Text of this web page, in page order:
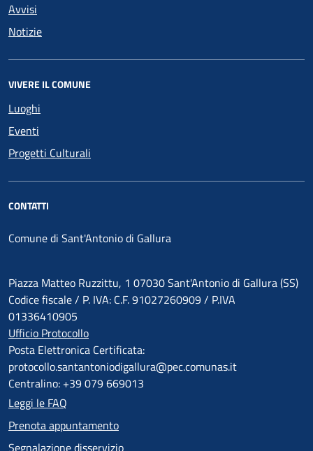
Avvisi
Notizie
VIVERE IL COMUNE
Luoghi
Eventi
Progetti Culturali
CONTATTI
Comune di Sant'Antonio di Gallura
Piazza Matteo Ruzzittu, 1 07030 Sant'Antonio di Gallura (SS)
Codice fiscale / P. IVA: C.F. 91027260909 / P.IVA
01336410905
Ufficio Protocollo
Posta Elettronica Certificata:
protocollo.santantoniodigallura@pec.comunas.it
Centralino: +39 079 669013
Leggi le FAQ
Prenota appuntamento
Segnalazione disservizio